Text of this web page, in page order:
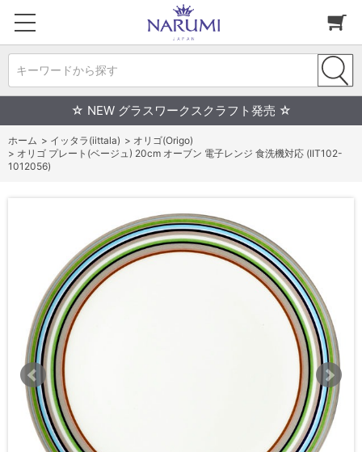
キーワードから探す
☆ NEW グラスワークスクラフト発売 ☆
ホーム > イッタラ(iittala) > オリゴ(Origo)
> オリゴ プレート(ベージュ) 20cm オーブン 電子レンジ 食洗機対応 (IIT102-
1012056)